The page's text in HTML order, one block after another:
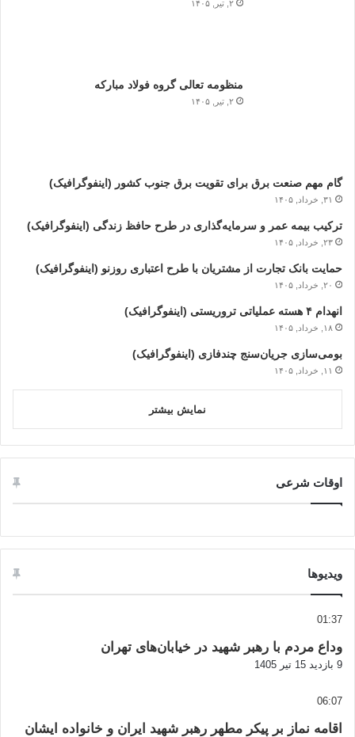
۲, تیر, ۱۴۰۵
منظومه تعالی گروه فولاد مبارکه
۲, تیر, ۱۴۰۵
گام مهم صنعت برق برای تقویت برق جنوب کشور (اینفوگرافیک)
۳۱, خرداد, ۱۴۰۵
ترکیب بیمه عمر و سرمایه‌گذاری در طرح حافظ زندگی (اینفوگرافیک)
۲۳, خرداد, ۱۴۰۵
حمایت بانک تجارت از مشتریان با طرح اعتباری روزنو (اینفوگرافیک)
۲۰, خرداد, ۱۴۰۵
انهدام ۴ هسته عملیاتی تروریستی (اینفوگرافیک)
۱۸, خرداد, ۱۴۰۵
بومی‌سازی جریان‌سنج چندفازی (اینفوگرافیک)
۱۱, خرداد, ۱۴۰۵
نمایش بیشتر
اوقات شرعی
ویدیوها
01:37
وداع مردم با رهبر شهید در خیابان‌های تهران
9 بازدید 15 تیر 1405
06:07
اقامه نماز بر پیکر مطهر رهبر شهید ایران و خانواده ایشان